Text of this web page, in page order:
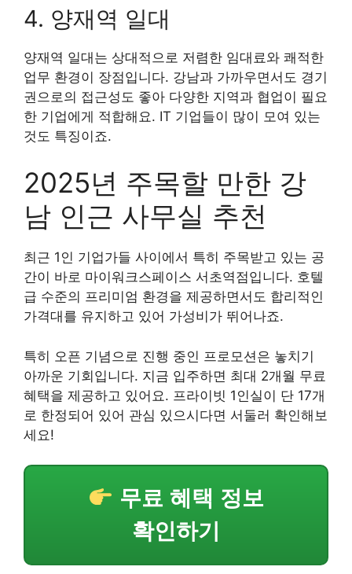
4. 양재역 일대
양재역 일대는 상대적으로 저렴한 임대료와 쾌적한
업무 환경이 장점입니다. 강남과 가까우면서도 경기
권으로의 접근성도 좋아 다양한 지역과 협업이 필요
한 기업에게 적합해요. IT 기업들이 많이 모여 있는
것도 특징이죠.
2025년 주목할 만한 강
남 인근 사무실 추천
최근 1인 기업가들 사이에서 특히 주목받고 있는 공
간이 바로 마이워크스페이스 서초역점입니다. 호텔
급 수준의 프리미엄 환경을 제공하면서도 합리적인
가격대를 유지하고 있어 가성비가 뛰어나죠.
특히 오픈 기념으로 진행 중인 프로모션은 놓치기
아까운 기회입니다. 지금 입주하면 최대 2개월 무료
혜택을 제공하고 있어요. 프라이빗 1인실이 단 17개
로 한정되어 있어 관심 있으시다면 서둘러 확인해보
세요!
무료 혜택 정보
확인하기